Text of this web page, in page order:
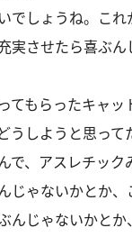
でしょうね。これ
実させたら喜ぶん
てもらったキャッ
うしようと思って
で、アスレチック
じゃないかとか
んじゃないかと